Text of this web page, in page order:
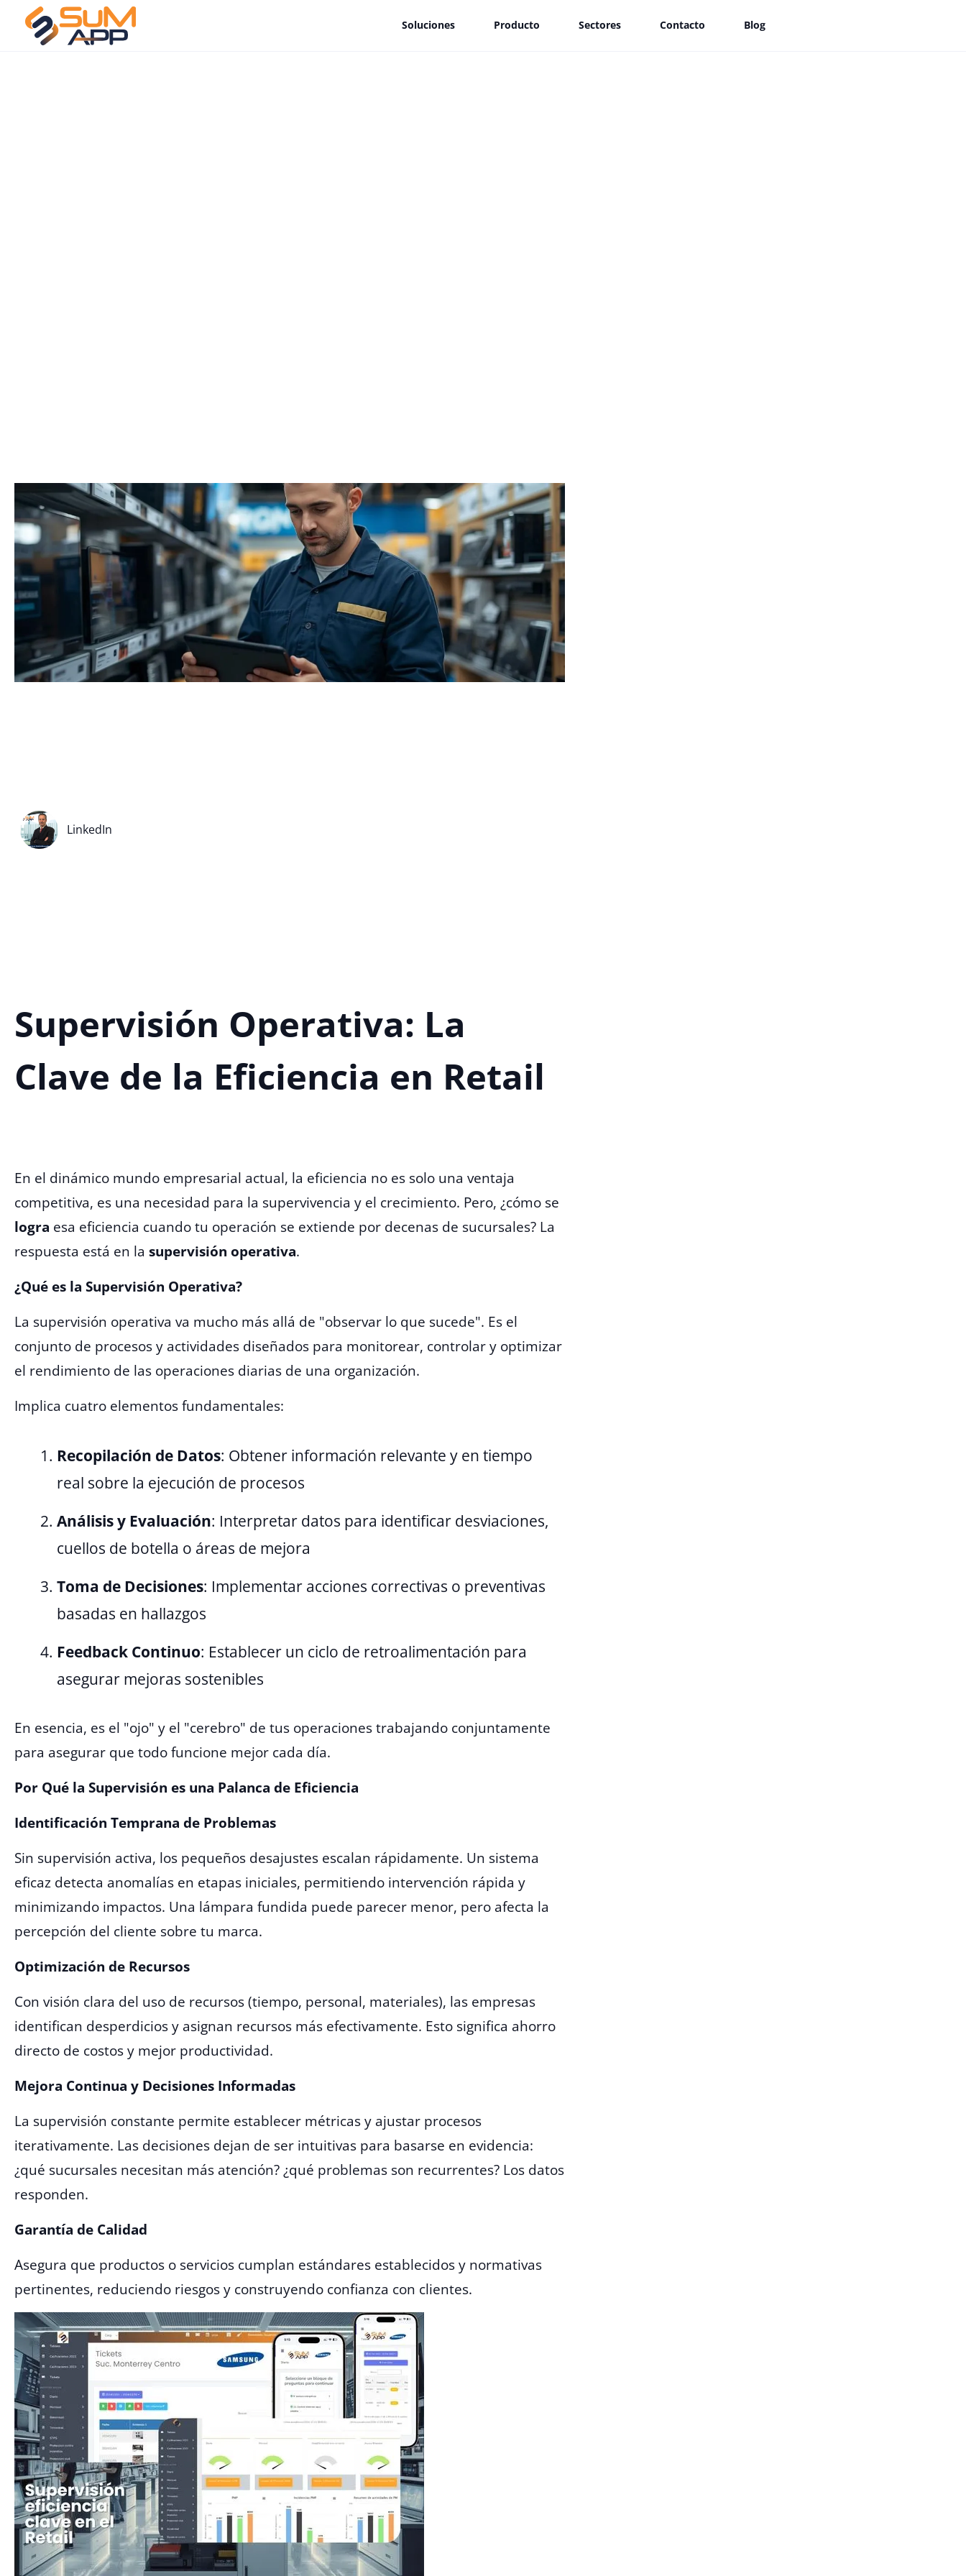
Soluciones Producto Sectores Contacto Blog
LinkedIn
Supervisión Operativa: La
Clave de la Eficiencia en Retail
En el dinámico mundo empresarial actual, la eficiencia no es solo una ventaja
competitiva, es una necesidad para la supervivencia y el crecimiento. Pero, ¿cómo se
logra esa eficiencia cuando tu operación se extiende por decenas de sucursales? La
respuesta está en la supervisión operativa.
¿Qué es la Supervisión Operativa?
La supervisión operativa va mucho más allá de "observar lo que sucede". Es el
conjunto de procesos y actividades diseñados para monitorear, controlar y optimizar
el rendimiento de las operaciones diarias de una organización.
Implica cuatro elementos fundamentales:
Recopilación de Datos: Obtener información relevante y en tiempo
real sobre la ejecución de procesos
Análisis y Evaluación: Interpretar datos para identificar desviaciones,
cuellos de botella o áreas de mejora
Toma de Decisiones: Implementar acciones correctivas o preventivas
basadas en hallazgos
Feedback Continuo: Establecer un ciclo de retroalimentación para
asegurar mejoras sostenibles
En esencia, es el "ojo" y el "cerebro" de tus operaciones trabajando conjuntamente
para asegurar que todo funcione mejor cada día.
Por Qué la Supervisión es una Palanca de Eficiencia
Identificación Temprana de Problemas
Sin supervisión activa, los pequeños desajustes escalan rápidamente. Un sistema
eficaz detecta anomalías en etapas iniciales, permitiendo intervención rápida y
minimizando impactos. Una lámpara fundida puede parecer menor, pero afecta la
percepción del cliente sobre tu marca.
Optimización de Recursos
Con visión clara del uso de recursos (tiempo, personal, materiales), las empresas
identifican desperdicios y asignan recursos más efectivamente. Esto significa ahorro
directo de costos y mejor productividad.
Mejora Continua y Decisiones Informadas
La supervisión constante permite establecer métricas y ajustar procesos
iterativamente. Las decisiones dejan de ser intuitivas para basarse en evidencia:
¿qué sucursales necesitan más atención? ¿qué problemas son recurrentes? Los datos
responden.
Garantía de Calidad
Asegura que productos o servicios cumplan estándares establecidos y normativas
pertinentes, reduciendo riesgos y construyendo confianza con clientes.